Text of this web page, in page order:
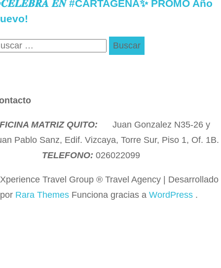
𝑬𝑵 #CARTAGENA✨ PROMO Año
MATRIZ QUITO: Juan Gonzalez N35-26 y
Pablo Sanz, Edif. Vizcaya, Torre Sur, Piso 1, Of.
TELEFONO: 026022099
Xperience Travel Group ® Travel Agency | Desarrollado
por Rara Themes Funciona gracias a WordPress .